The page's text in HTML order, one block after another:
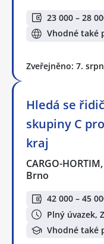
23 000 – 28
Vhodné také
Zveřejněno: 7.
Hledá se
skupiny C
kraj
CARGO-
Brno
42 000 – 45
Plný úvazek,
Vhodné také